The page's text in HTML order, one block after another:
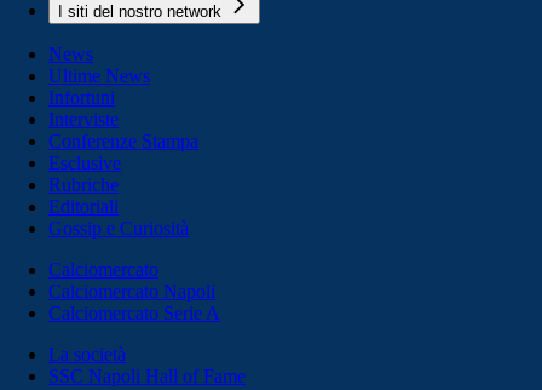
I siti del nostro network
News
Ultime News
Infortuni
Interviste
Conferenze Stampa
Esclusive
Rubriche
Editoriali
Gossip e Curiosità
Calciomercato
Calciomercato Napoli
Calciomercato Serie A
La società
SSC Napoli Hall of Fame